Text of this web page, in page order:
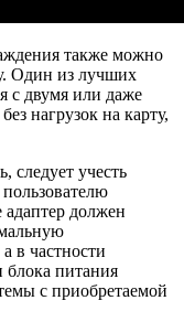
также можно
Один из лучших
с двумя или даже
нагрузок на карту,
следует учесть
адаптер должен
в частности
блока питания
с приобретаемой